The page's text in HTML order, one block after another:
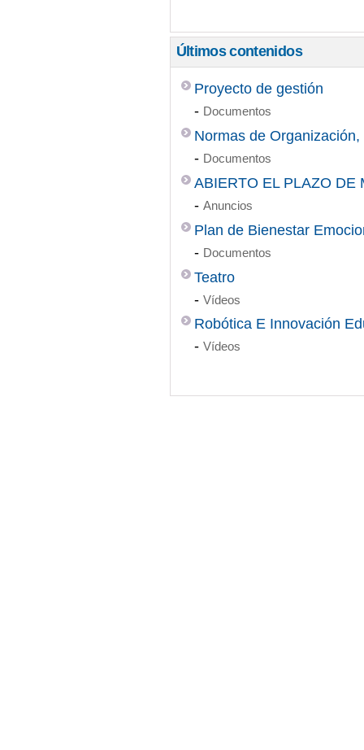
Últimos contenidos
Proyecto de gestión
- Documentos
Normas de
- Documentos
ABIERTO EL PLAZO DE
- Anuncios
Plan de Bienestar
- Documentos
Teatro
- Vídeos
Robótica E Innovación
- Vídeos